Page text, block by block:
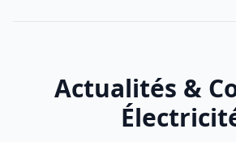
Actualités &